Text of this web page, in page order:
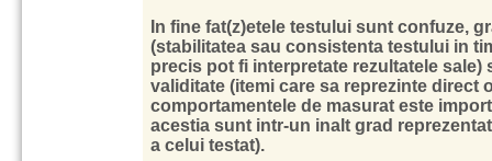
In fine fat(z)etele testului sunt confuze,
(stabilitatea sau consistenta testului in
precis pot fi interpretate rezultatele sale)
validitate (itemi care sa reprezinte direct
comportamentele de masurat este
acestia sunt intr-un inalt grad
a celui testat).